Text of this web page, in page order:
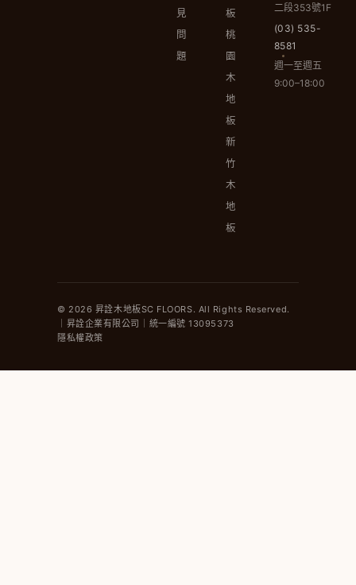
見
問
題
板
桃
園
木
地
板
新
竹
木
地
板
二段353號1F
(03) 535-
8581
週一至週五
9:00–18:00
© 2026 昇詮木地板SC FLOORS. All Rights Reserved.
｜昇詮企業有限公司｜統一編號 13095373
隱私權政策